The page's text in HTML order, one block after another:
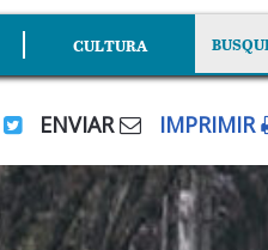
CULTURA
ENVIAR IMPRIMIR